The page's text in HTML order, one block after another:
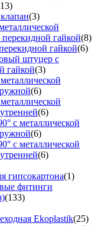
(3)
перекидной гайкой(8)
гайкой(6)
штуцер с
гайкой(3)
(6)
(6)
с металлической
(6)
с металлической
(6)
гипсокартона(1)
фитинги
(133)
Ekoplastik(25)